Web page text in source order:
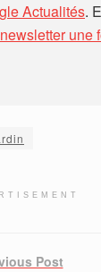
Actualités.
une
Post